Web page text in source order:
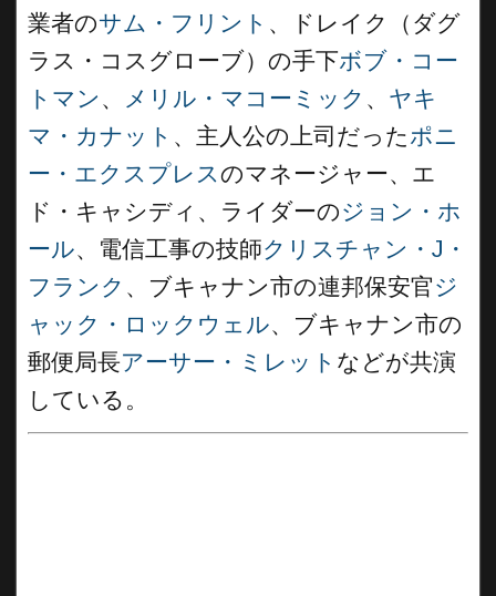
業者のサム・フリント 、ドレイク（ダグ
ラス・コスグローブ）の手下ボブ・コー
トマン 、 メリル・マコーミック 、 ヤキ
マ・カナット 、主人公の上司だったポニ
ー・エクスプレスのマネージャー、エ
ド・キャシディ、ライダーのジョン・ホ
ール、電信工事の技師クリスチャン・J・
フランク 、ブキャナン市の連邦保安官ジ
ャック・ロックウェル、ブキャナン市の
郵便局長アーサー・ミレット などが共演
している。